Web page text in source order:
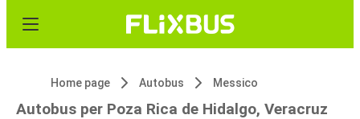
Home page Autobus Messico
Autobus per Poza Rica de Hidalgo, Veracruz